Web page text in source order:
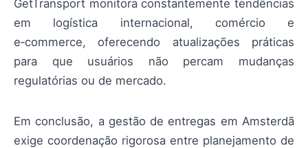
GetTransport monitora constantemente tendências
em logística internacional, comércio e
e‑commerce, oferecendo atualizações práticas
para que usuários não percam mudanças
regulatórias ou de mercado.
Em conclusão, a gestão de entregas em Amsterdã
exige coordenação rigorosa entre planejamento de